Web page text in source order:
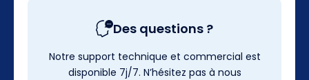
Des questions ?
Notre support technique et commercial est
disponible 7j/7. N’hésitez pas à nous